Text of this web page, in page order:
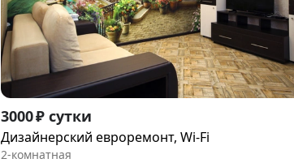
Item
1
of
3000 ₽ сутки
Дизайнерский евроремонт, Wi-Fi
2-комнатная